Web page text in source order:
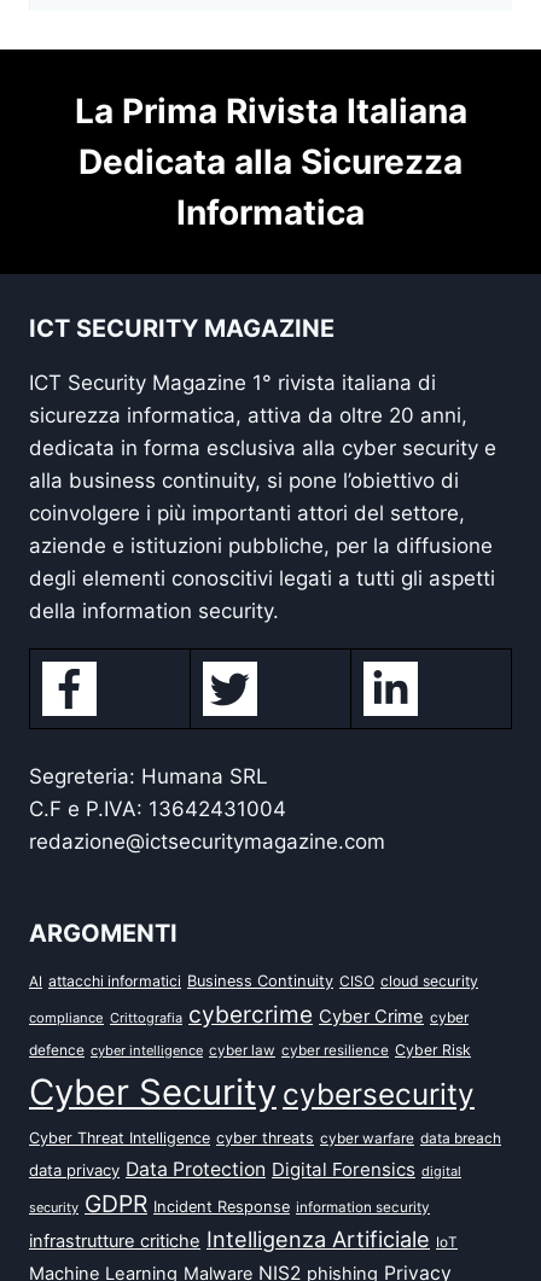
La Prima Rivista Italiana
Dedicata alla Sicurezza
Informatica
ICT SECURITY MAGAZINE
ICT Security Magazine 1° rivista italiana di
sicurezza informatica, attiva da oltre 20 anni,
dedicata in forma esclusiva alla cyber security e
alla business continuity, si pone l’obiettivo di
coinvolgere i più importanti attori del settore,
aziende e istituzioni pubbliche, per la diffusione
degli elementi conoscitivi legati a tutti gli aspetti
della information security.
Segreteria: Humana SRL
C.F e P.IVA: 13642431004
redazione@ictsecuritymagazine.com
ARGOMENTI
AI attacchi informatici Business Continuity CISO cloud security
compliance Crittografia cybercrime Cyber Crime cyber
defence cyber intelligence cyber law cyber resilience Cyber Risk
Cyber Security cybersecurity
Cyber Threat Intelligence cyber threats cyber warfare data breach
data privacy Data Protection Digital Forensics digital
security GDPR Incident Response information security
infrastrutture critiche Intelligenza Artificiale IoT
Machine Learning Malware NIS2 phishing Privacy